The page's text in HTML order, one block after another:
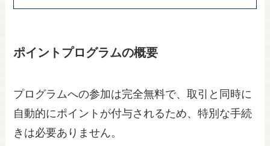
ポイントプログラムの概要
プログラムへの参加は完全無料で、取引と同時に
自動的にポイントが付与されるため、特別な手続
きは必要ありません。